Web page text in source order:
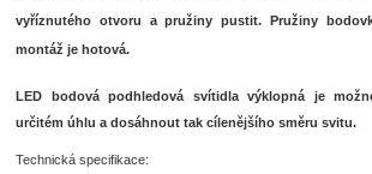
vyříznutého otvoru a pružiny pustit. Pružiny
montáž je hotová.
LED bodová podhledová svítidla výklopná je
určitém úhlu a dosáhnout tak cílenějšího směru svitu.
Technická specifikace: